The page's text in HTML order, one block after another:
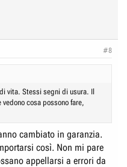
#8
vita. Stessi segni di usura. Il
cosa possono fare,
cambiato in garanzia.
così. Non mi pare
appellarsi a errori da